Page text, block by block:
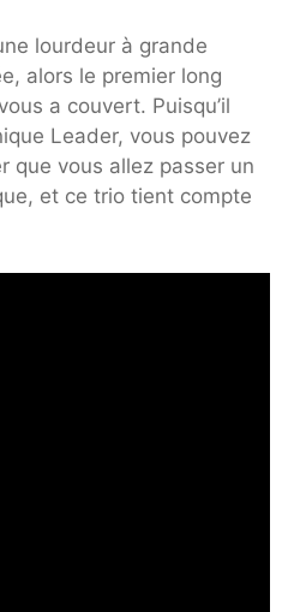
lourdeur à grande
alors le premier long
vous a couvert. Puisqu’il
Leader, vous pouvez
que vous allez passer un
et ce trio tient compte